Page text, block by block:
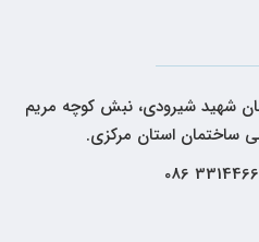
شهید شیرودی، نبش کوچه مریم
ساختمان استان مرکزی.